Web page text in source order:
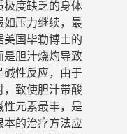
极度缺乏的身体
如压力继续，最
美国毕勒博士的
是胆汁烧灼导致
碱性反应，由于
，致使胆汁带酸
性元素最丰，是
本的治疗方法应